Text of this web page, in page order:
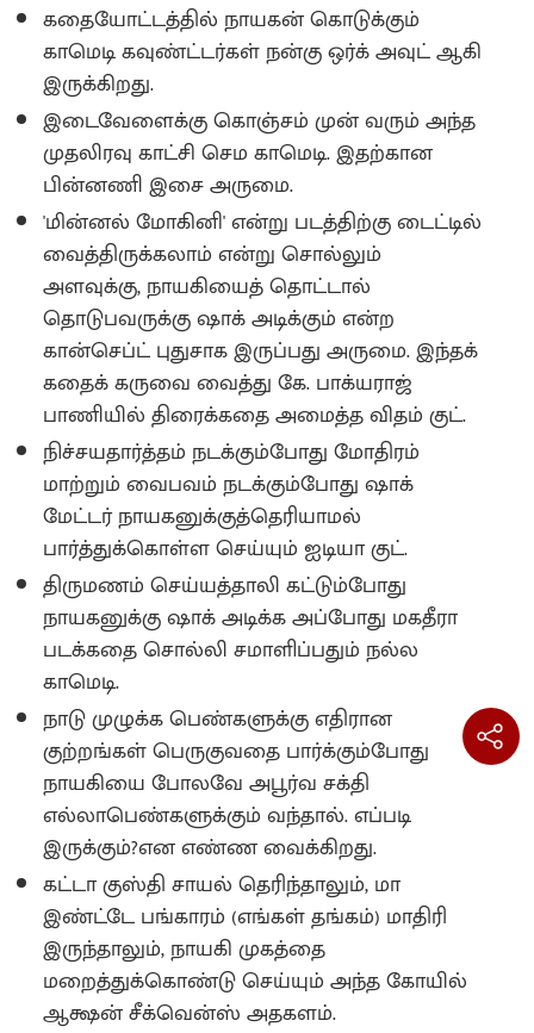
கதையோட்டத்தில் நாயகன் கொடுக்கும்
காமெடி கவுண்ட்டர்கள் நன்கு ஒர்க் அவுட் ஆகி
இருக்கிறது.
இடைவேளைக்கு கொஞ்சம் முன் வரும் அந்த
முதலிரவு காட்சி செம காமெடி. இதற்கான
பின்னணி இசை அருமை.
'மின்னல் மோகினி' என்று படத்திற்கு டைட்டில்
வைத்திருக்கலாம் என்று சொல்லும்
அளவுக்கு, நாயகியைத் தொட்டால்
தொடுபவருக்கு ஷாக் அடிக்கும் என்ற
கான்செப்ட் புதுசாக இருப்பது அருமை. இந்தக்
கதைக் கருவை வைத்து கே. பாக்யராஜ்
பாணியில் திரைக்கதை அமைத்த விதம் குட்.
நிச்சயதார்த்தம் நடக்கும்போது மோதிரம்
மாற்றும் வைபவம் நடக்கும்போது ஷாக்
மேட்டர் நாயகனுக்குத்தெரியாமல்
பார்த்துக்கொள்ள செய்யும் ஐடியா குட்.
திருமணம் செய்யத்தாலி கட்டும்போது
நாயகனுக்கு ஷாக் அடிக்க அப்போது மகதீரா
படக்கதை சொல்லி சமாளிப்பதும் நல்ல
காமெடி.
நாடு முழுக்க பெண்களுக்கு எதிரான
குற்றங்கள் பெருகுவதை பார்க்கும்போது
நாயகியை போலவே அபூர்வ சக்தி
எல்லாபெண்களுக்கும் வந்தால். எப்படி
இருக்கும்?என எண்ண வைக்கிறது.
கட்டா குஸ்தி சாயல் தெரிந்தாலும், மா
இண்ட்டே பங்காரம் (எங்கள் தங்கம்) மாதிரி
இருந்தாலும், நாயகி முகத்தை
மறைத்துக்கொண்டு செய்யும் அந்த கோயில்
ஆக்ஷன் சீக்வென்ஸ் அதகளம்.